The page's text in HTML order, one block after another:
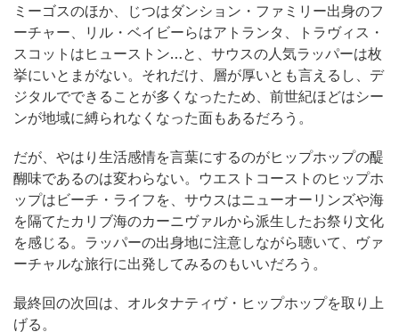
ミーゴスのほか、じつはダンション・ファミリー出身のフ
ーチャー、リル・ベイビーらはアトランタ、トラヴィス・
スコットはヒューストン…と、サウスの人気ラッパーは枚
挙にいとまがない。それだけ、層が厚いとも言えるし、デ
ジタルでできることが多くなったため、前世紀ほどはシー
ンが地域に縛られなくなった面もあるだろう。
だが、やはり生活感情を言葉にするのがヒップホップの醍
醐味であるのは変わらない。ウエストコーストのヒップホ
ップはビーチ・ライフを、サウスはニューオーリンズや海
を隔てたカリブ海のカーニヴァルから派生したお祭り文化
を感じる。ラッパーの出身地に注意しながら聴いて、ヴァ
ーチャルな旅行に出発してみるのもいいだろう。
最終回の次回は、オルタナティヴ・ヒップホップを取り上
げる。